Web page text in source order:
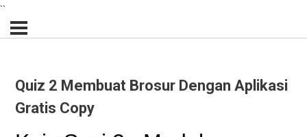
``
Quiz 2 Membuat Brosur Dengan Aplikasi
Gratis Copy